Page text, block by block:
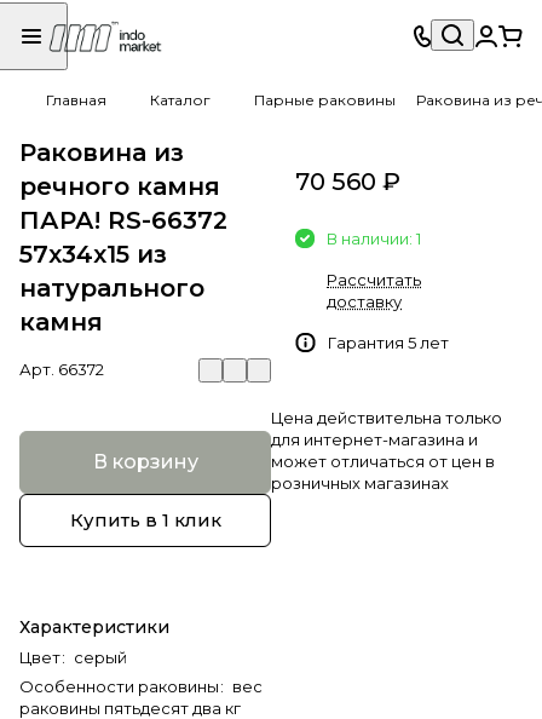
Главная Каталог Парные раковины Раковина из
Раковина из
речного камня
ПАРА! RS-66372
57х34х15 из
натурального
камня
Арт. 66372
В корзину
Купить в 1 клик
Характеристики
Цвет: серый
Особенности раковины: вес
раковины пятьдесят два кг
70 560 ₽
В наличии: 1
Рассчитать
доставку
Гарантия 5 лет
Цена действительна только
для интернет-магазина и
может отличаться от цен в
розничных магазинах